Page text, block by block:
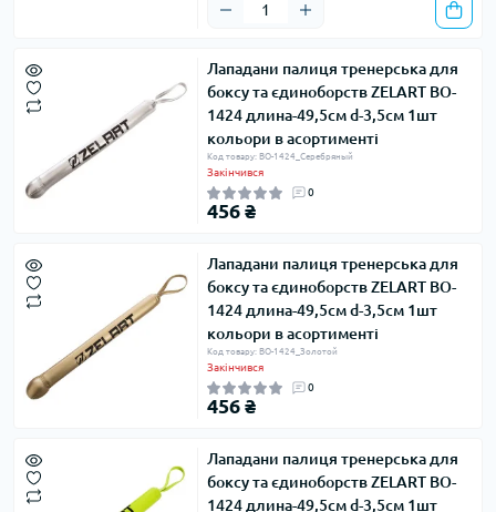
Лападани палиця тренерська для
боксу та єдиноборств ZELART BO-
1424 длина-49,5см d-3,5см 1шт
кольори в асортименті
Код товару: BO-1424_Серебряный
Закінчився
0
456 ₴
Лападани палиця тренерська для
боксу та єдиноборств ZELART BO-
1424 длина-49,5см d-3,5см 1шт
кольори в асортименті
Код товару: BO-1424_Золотой
Закінчився
0
456 ₴
Лападани палиця тренерська для
боксу та єдиноборств ZELART BO-
1424 длина-49,5см d-3,5см 1шт